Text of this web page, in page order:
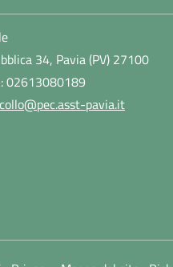
34, Pavia (PV) 27100
02613080189
pavia.it